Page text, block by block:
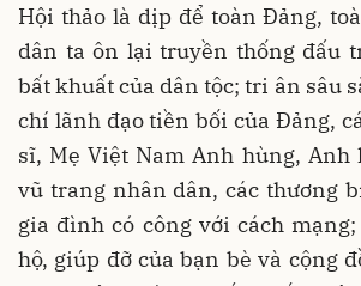
Hội thảo là dịp để toàn Đảng,
dân ta ôn lại truyền thống đấu
bất khuất của dân tộc; tri ân sâu
chí lãnh đạo tiền bối của Đảng,
sĩ, Mẹ Việt Nam Anh hùng,
vũ trang nhân dân, các thương
gia đình có công với cách
hộ, giúp đỡ của bạn bè và cộng